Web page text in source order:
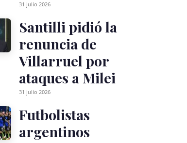
31 julio 2026
Santilli pidió la
renuncia de
Villarruel por
ataques a Milei
31 julio 2026
Futbolistas
argentinos